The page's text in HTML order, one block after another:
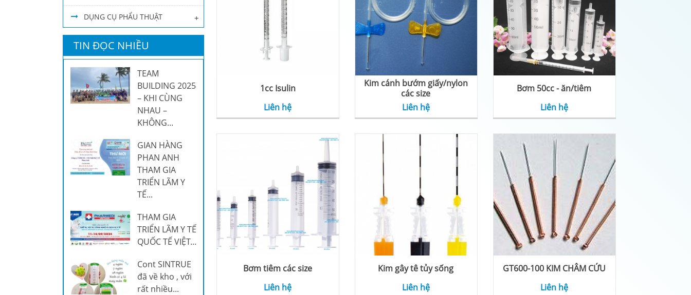
+
DỤNG CỤ PHẨU THUẬT
TIN ĐỌC NHIỀU
TEAM
BUILDING 2025
– KHI CÙNG
NHAU –
KHÔNG...
GIAN HÀNG
PHAN ANH
THAM GIA
TRIỂN LÃM Y
TẾ...
THAM GIA
TRIỂN LÃM Y TẾ
QUỐC TẾ VIỆT...
Cont SINTRUE
đã về kho , với
rất nhiều...
1cc Isulin
Liên hệ
Kim cánh bướm giấy/nylon
các size
Liên hệ
Bơm 50cc - ăn/tiêm
Liên hệ
Bơm tiêm các size
Liên hệ
Kim gây tê tủy sống
Liên hệ
GT600-100 KIM CHÂM CỨU
Liên hệ